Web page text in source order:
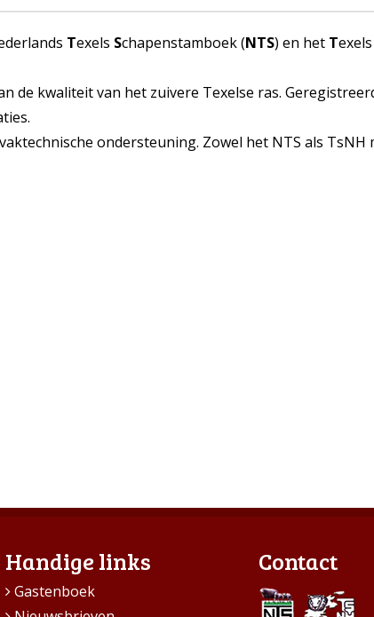
Texels Schapenstamboek (NTS) en het Texels
de kwaliteit van het zuivere Texelse ras.
ondersteuning. Zowel het NTS als TsNH
Handige links
Gastenboek
Contact